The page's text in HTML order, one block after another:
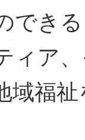
でき
ィア
域福